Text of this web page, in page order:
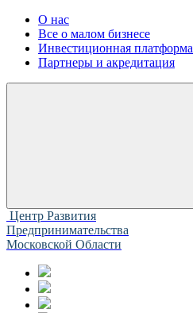
О нас
Все о малом бизнесе
Инвестиционная платформа
Партнеры и акредитация
Центр Развития
Предпринимательства
Московской Области